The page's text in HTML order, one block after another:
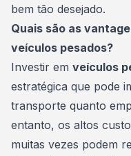
bem tão desejado.
Quais são as
veículos pesados?
Investir em veículos
estratégica que pode
transporte quanto
entanto, os altos
muitas vezes podem